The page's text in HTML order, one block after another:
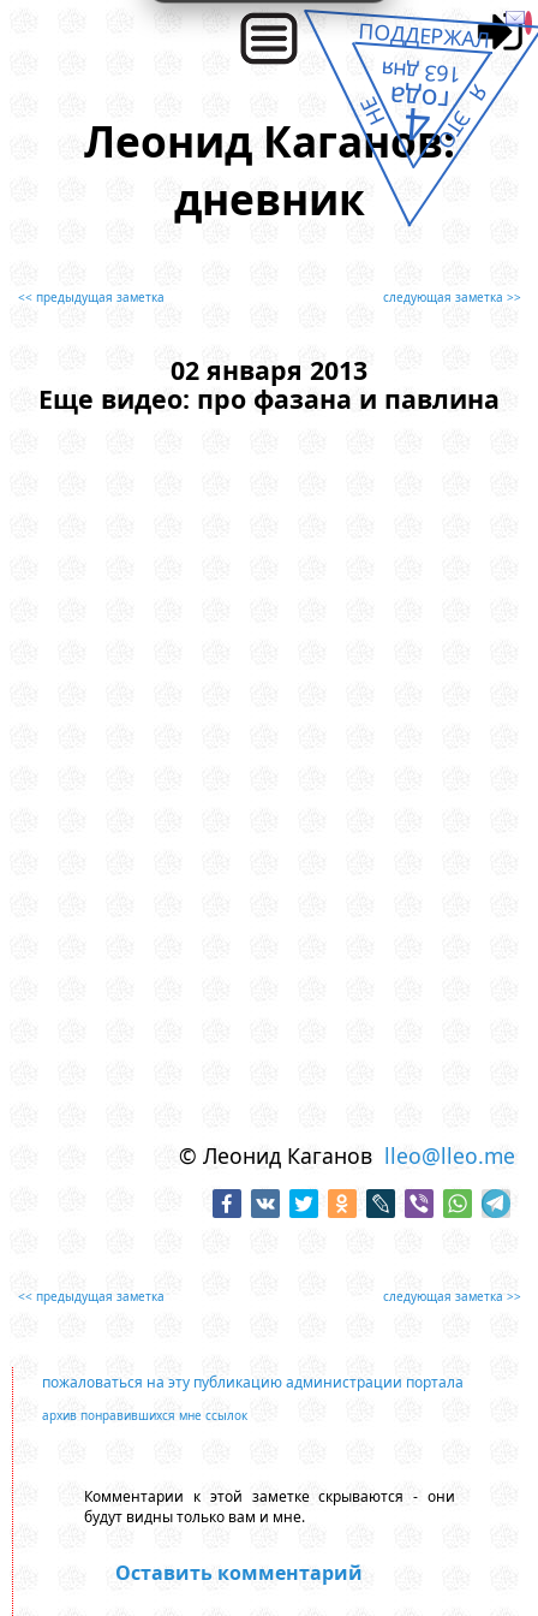
Леонид Каганов:
дневник
<< предыдущая заметка следующая заметка >>
02 января 2013
Еще видео: про фазана и павлина
© Леонид Каганов lleo@lleo.me
<< предыдущая заметка следующая заметка >>
пожаловаться на эту публикацию администрации портала
архив понравившихся мне ссылок
Комментарии к этой заметке скрываются - они
будут видны только вам и мне.
Оставить комментарий
Я ЭТО
НЕ
ПОДДЕРЖАЛ
4
года
163 дня